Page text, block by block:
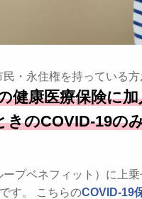
・永住権を持っている
健康医療保険に
きのCOVID-19の
プベネフィット）に上
す。 こちらのCOVID-19